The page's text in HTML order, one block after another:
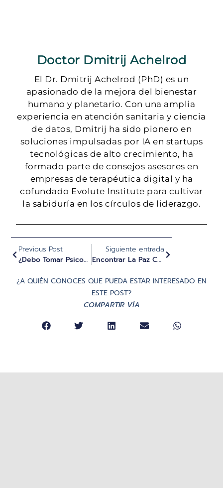
Doctor Dmitrij Achelrod
El Dr. Dmitrij Achelrod (PhD) es un
apasionado de la mejora del bienestar
humano y planetario. Con una amplia
experiencia en atención sanitaria y ciencia
de datos, Dmitrij ha sido pionero en
soluciones impulsadas por IA en startups
tecnológicas de alto crecimiento, ha
formado parte de consejos asesores en
empresas de terapéutica digital y ha
cofundado Evolute Institute para cultivar
la sabiduría en los círculos de liderazgo.
Previous Post
¿Debo Tomar Psicodélicos Solo, Con Un Cuidador De Viaje, Terapeuta O En Un Retiro?
Siguiente entrada
Encontrar La Paz Con Mi Miedo A No Ser Lo Suficientemente Bueno - Informe De Experiencia Con Psilocibina Evolute - Leon
¿A QUIÉN CONOCES QUE PUEDA ESTAR INTERESADO EN
ESTE POST?
COMPARTIR VÍA